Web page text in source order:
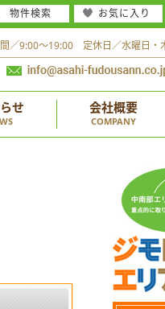
／9:00～19:00 定休日／水曜日・
せ 会社概要
COMPANY
物件検索 お気に入り